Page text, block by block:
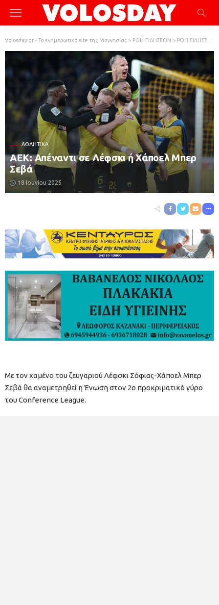
Volosday.gr - Το ενημερωτικό site της Μαγνησίας > ΡΟΗ ΕΙΔΗΣΕΩΝ > ΡΟΗ ΕΙΔΗΣΕΩΝ
ΑΘΛΗΤΙΚΆ
ΑΕΚ: Απέναντι σε Λέφσκι ή Χάποελ Μπερ
Σεβά
18 Ιουνίου 2025
Με τον χαμένο του ζευγαριού Λέφσκι Σόφιας-Χάποελ Μπερ
Σεβά θα αναμετρηθεί η Ένωση στον 2ο προκριματικό γύρο
του Conference League.